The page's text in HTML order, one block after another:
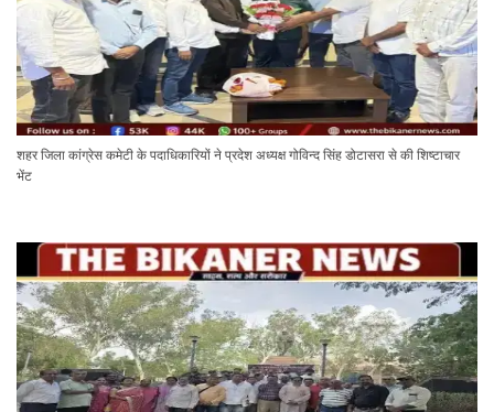
शहर जिला कांग्रेस कमेटी के पदाधिकारियों ने प्रदेश अध्यक्ष गोविन्द सिंह डोटासरा से की शिष्टाचार
भेंट